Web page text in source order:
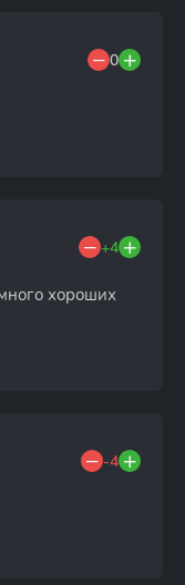
0
+4
хороших
-4